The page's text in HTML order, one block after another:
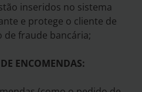
inseridos no sistema
e protege o cliente de
de fraude bancária;
ENCOMENDAS: